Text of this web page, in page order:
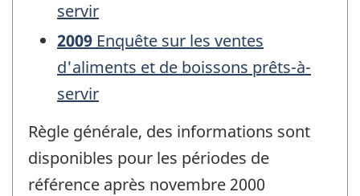
servir
2009 Enquête sur les ventes
d'aliments et de boissons prêts-à-
servir
Règle générale, des informations sont
disponibles pour les périodes de
référence après novembre 2000